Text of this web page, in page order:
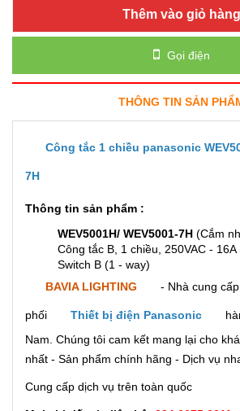
Thêm vào giỏ hàng
Gọi điện
THÔNG TIN SẢN
Công tắc 1 chiều panasonic
7H
Thông tin sản phẩm :
WEV5001H/ WEV5001-7H (Cắm
Công tắc B, 1 chiều, 250VAC - 16A
Switch B (1 - way)
BAVIA LIGHTING
- Nhà cung
phối Thiết bị điện Panasonic
Nam. Chúng tôi cam kết mang lại cho
nhất - Sản phẩm chính hãng - Dịch vụ
Cung cấp dịch vụ trên toàn quốc